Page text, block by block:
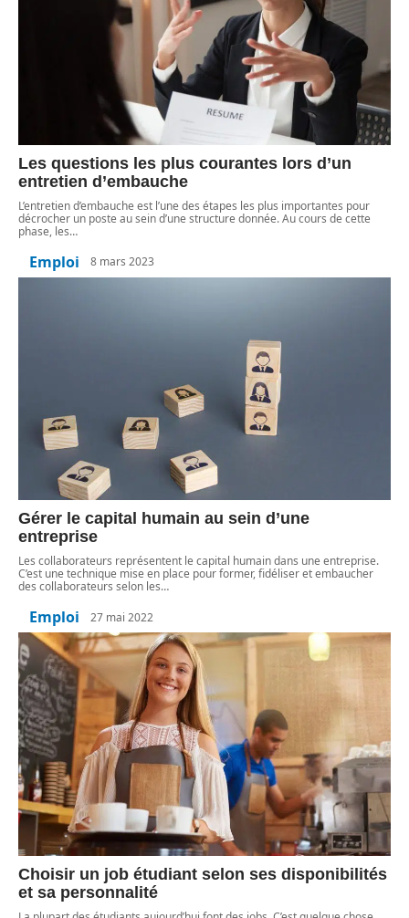
Les questions les plus courantes lors d’un
entretien d’embauche
L’entretien d’embauche est l’une des étapes les plus importantes pour
décrocher un poste au sein d’une structure donnée. Au cours de cette
phase, les…
Emploi 8 mars 2023
Gérer le capital humain au sein d’une
entreprise
Les collaborateurs représentent le capital humain dans une entreprise.
C’est une technique mise en place pour former, fidéliser et embaucher
des collaborateurs selon les…
Emploi 27 mai 2022
Choisir un job étudiant selon ses disponibilités
et sa personnalité